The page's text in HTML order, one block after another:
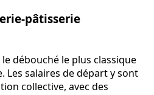
pâtisserie
débouché le plus classique
Les salaires de départ y sont
collective, avec des